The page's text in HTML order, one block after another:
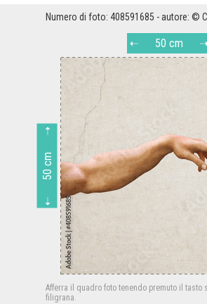
Numero di foto: 408591685 - autore: ©
50 cm
50 cm
Afferra il quadro foto tenendo premuto il tasto
filigrana.